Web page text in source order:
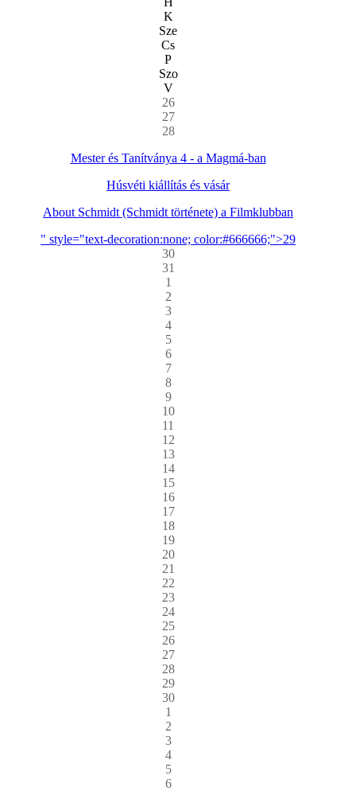
K
Sze
Cs
P
Szo
V
26
27
28
Mester és Tanítványa 4 - a Magmá-ban
Húsvéti kiállítás és vásár
About Schmidt (Schmidt története) a Filmklubban
" style="text-decoration:none; color:#666666;">29
30
31
1
2
3
4
5
6
7
8
9
10
11
12
13
14
15
16
17
18
19
20
21
22
23
24
25
26
27
28
29
30
1
2
3
4
5
6